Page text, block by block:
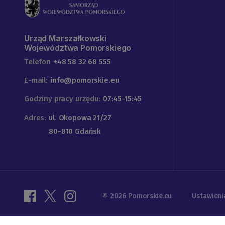
Urząd Marszałkowski
Województwa Pomorskiego
Telefon +48 58 32 68 555
E-mail: info@pomorskie.eu
Godziny pracy urzędu: 07:45-15:45
Adres: ul. Okopowa 21/27
80-810 Gdańsk
© 2026 Pomorskie.eu